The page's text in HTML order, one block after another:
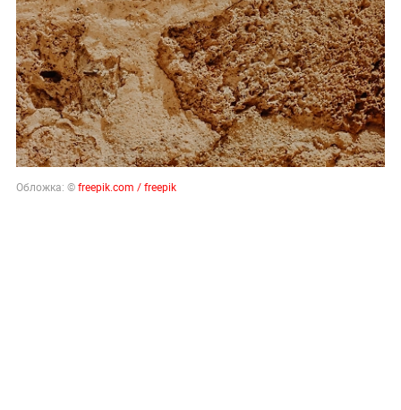
Обложка: ©freepik.com / freepik